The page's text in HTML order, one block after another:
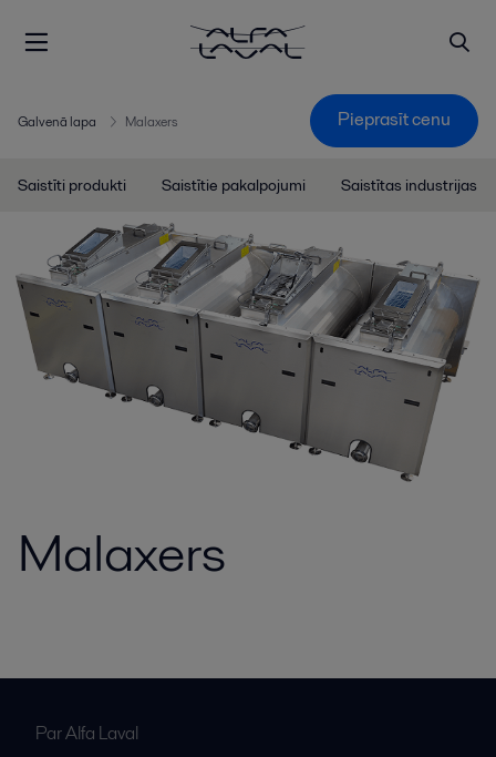
Galvenā lapa Malaxers Pieprasīt cenu
Saistīti produkti Saistītie pakalpojumi Saistītas industrijas
Malaxers
Par Alfa Laval